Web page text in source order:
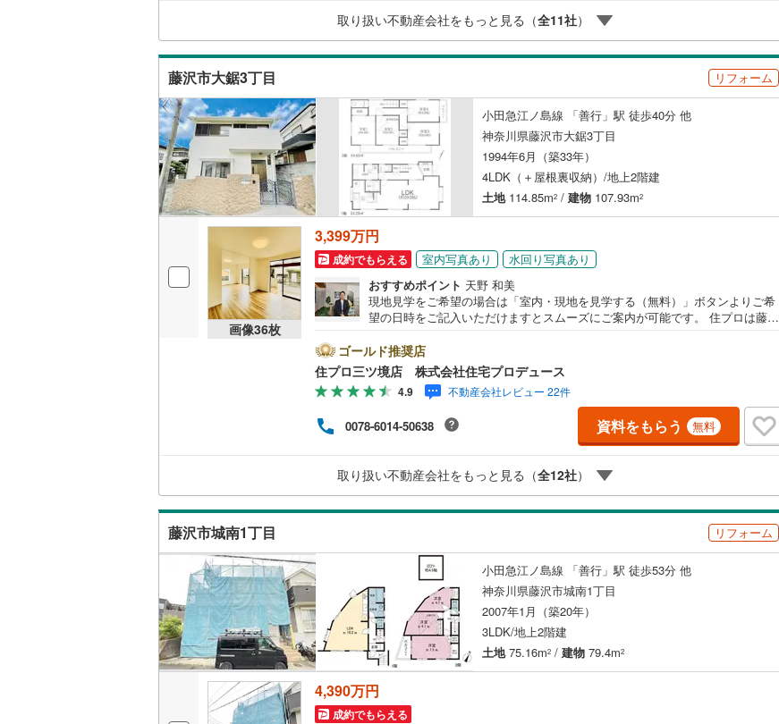
していきませんか？？ --------------
取り扱い不動産会社をもっと見る（全11社）
藤沢市大鋸3丁目 リフォーム
小田急江ノ島線 「善行」駅 徒歩40分 他
神奈川県藤沢市大鋸3丁目
1994年6月（築33年）
4LDK（＋屋根裏収納）/地上2階建
土地114.85m2 / 建物 107.93m2
画像36枚
3,399万円
成約でもらえる 室内写真あり
水回り写真あり
おすすめポイント 天野 和美
現地見学をご希望の場合は「室内・現地を見学する（無料）」ボタンよりご希
望の日時をご記入いただけますとスムーズにご案内が可能です。 住プロは藤沢
会社です！最新物件情報や当社限定で販売する物件情報も多数ございますの
で、お気軽にお問合せ下さい！ -------------- 弊社独自の住宅ローン提案システム
弊社ではファイナンシャル専門スタッフによる【丁寧な資金アドバイス】【フ
ァイナンシャルプラン提案書の作成】を随時行っております。意外に知らない
お客様が多い【定年時の住宅ローン残高】【住宅購入者だけが加入できる無料
の生命保険】【13年間もらえる、国からの特別ボーナス】これから多くなる
【教育費】住宅を買った後から始まる【住宅ローン返済】65歳以上から必要に
していきませんか？？ --------------
ゴールド推奨店
住プロ三ツ境店 株式会社住宅プロデュース
4.9 不動産会社レビュー 22件
0078-6014-50638 資料をもらう 無料
取り扱い不動産会社をもっと見る（全12社）
藤沢市城南1丁目 リフォーム
小田急江ノ島線 「善行」駅 徒歩53分 他
神奈川県藤沢市城南1丁目
2007年1月（築20年）
3LDK/地上2階建
土地75.16m2 / 建物 79.4m2
4,390万円
成約でもらえる
赤穂線(30) 津山線
宇野線(16) 伯備線(18)
岩徳線(1) 山口線(6)
小野田線 (1) 美祢線
舞鶴線(2) 因美線(11)
木次線(4) 草津線(23)
桜井線(48) 片町線
阪和線(120)
おおさか東線(85) 本四備讃線(3)
内子線 (0)
鳴門線 (2)
土讃線( 1
香椎線(31)
三角線( 21) 肥薩線
長崎本線(16) 唐津線(4)
佐世保線(3) 大村線(0)
日豊本線(150 )
日南線(15 吉都線
後藤寺線( 1) 宮崎空港線
東北新幹線
秋田新幹線(
オンライン内見(相談)可（5） IT重説可